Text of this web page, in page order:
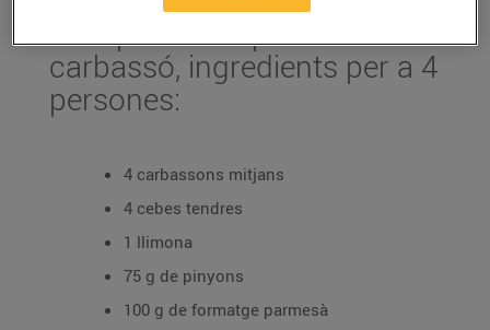
Recepta de carpaccio de
carbassó, ingredients per a 4
persones:
4 carbassons mitjans
4 cebes tendres
1 llimona
75 g de pinyons
100 g de formatge parmesà